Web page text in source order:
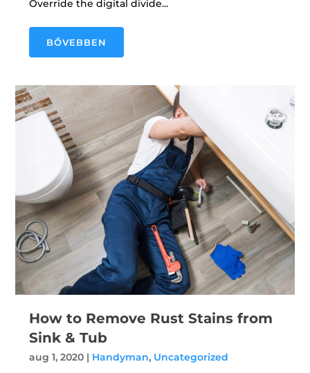
Override the digital divide...
BŐVEBBEN
How to Remove Rust Stains from
Sink & Tub
aug 1, 2020 | Handyman, Uncategorized